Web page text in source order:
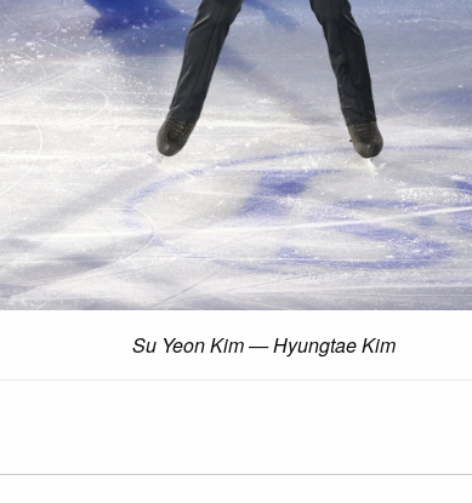
Su Yeon Kim — Hyungtae Kim